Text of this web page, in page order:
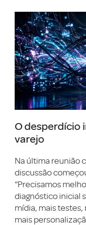
O desperdício
varejo
Na última reunião
discussão
“Precisamos
diagnóstico inicial
mídia, mais
mais